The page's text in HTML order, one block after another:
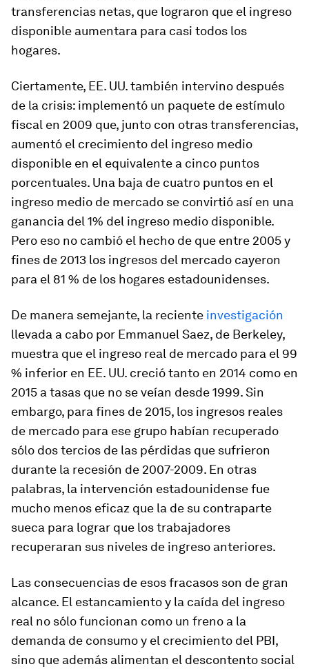
transferencias netas, que lograron que el ingreso
disponible aumentara para casi todos los
hogares.
Ciertamente, EE. UU. también intervino después
de la crisis: implementó un paquete de estímulo
fiscal en 2009 que, junto con otras transferencias,
aumentó el crecimiento del ingreso medio
disponible en el equivalente a cinco puntos
porcentuales. Una baja de cuatro puntos en el
ingreso medio de mercado se convirtió así en una
ganancia del 1% del ingreso medio disponible.
Pero eso no cambió el hecho de que entre 2005 y
fines de 2013 los ingresos del mercado cayeron
para el 81 % de los hogares estadounidenses.
De manera semejante, la reciente investigación
llevada a cabo por Emmanuel Saez, de Berkeley,
muestra que el ingreso real de mercado para el 99
% inferior en EE. UU. creció tanto en 2014 como en
2015 a tasas que no se veían desde 1999. Sin
embargo, para fines de 2015, los ingresos reales
de mercado para ese grupo habían recuperado
sólo dos tercios de las pérdidas que sufrieron
durante la recesión de 2007-2009. En otras
palabras, la intervención estadounidense fue
mucho menos eficaz que la de su contraparte
sueca para lograr que los trabajadores
recuperaran sus niveles de ingreso anteriores.
Las consecuencias de esos fracasos son de gran
alcance. El estancamiento y la caída del ingreso
real no sólo funcionan como un freno a la
demanda de consumo y el crecimiento del PBI,
sino que además alimentan el descontento social